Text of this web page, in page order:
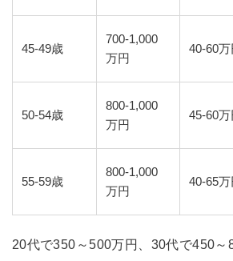
45-49歳
700-1,000
万円
40-60万
50-54歳
800-1,000
万円
45-60万
55-59歳
800-1,000
万円
40-65万
20代で350～500万円、30代で450～